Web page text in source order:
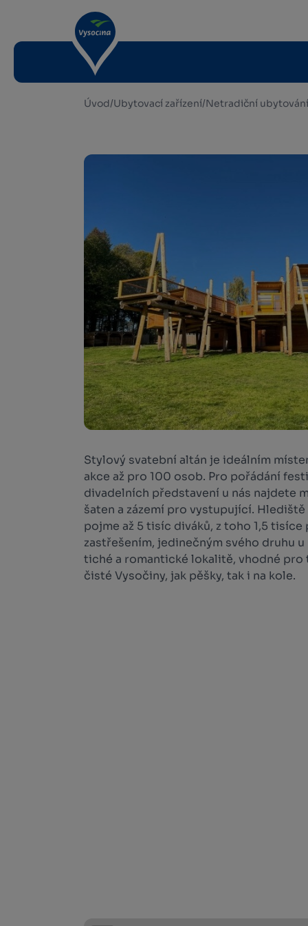
Úvod/Ubytovací zařízení/Netradiční ubytování
Stylový svatební altán je ideálním
akce až pro 100 osob. Pro pořádání
divadelních představení u nás najdete
šaten a zázemí pro vystupující.
pojme až 5 tisíc diváků, z toho 1,5
zastřešením, jedinečným svého druhu u
tiché a romantické lokalitě, vhodné
čisté Vysočiny, jak pěšky, tak i na kole.